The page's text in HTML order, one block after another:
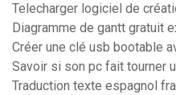
Telecharger logiciel de
Diagramme de gantt gratuit
Créer une clé usb bootable
Savoir si son pc fait tourner
Traduction texte espagnol